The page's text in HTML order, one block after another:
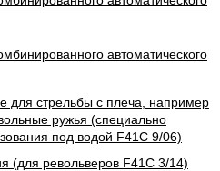
для стрельбы с плеча, например
ружья (специально
под водой F41C 9/06)
(для револьверов F41C 3/14)